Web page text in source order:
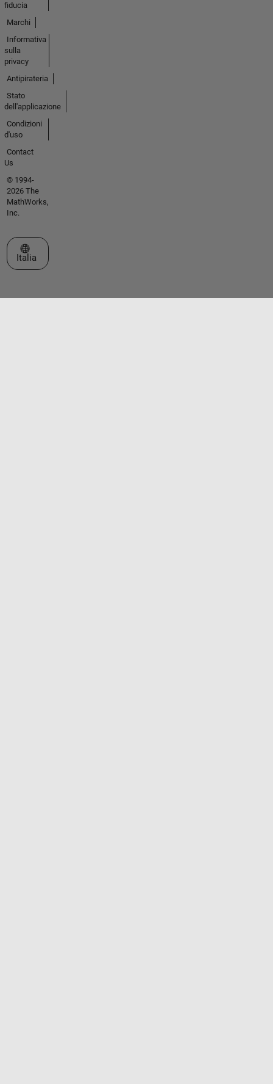
fiducia
Marchi
Informativa
sulla
privacy
Antipirateria
Stato
dell'applicazione
Condizioni
d'uso
Contact
Us
© 1994-
2026 The
MathWorks,
Inc.
Seleziona un sito web
Italia